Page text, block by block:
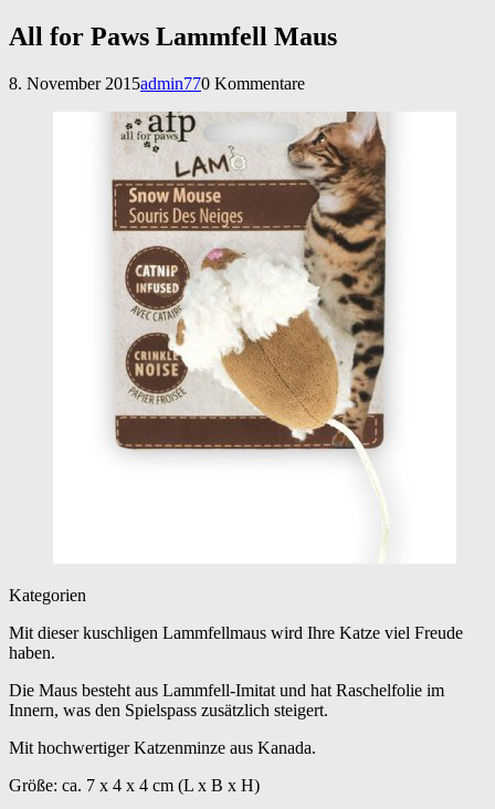
All for Paws Lammfell Maus
8. November 2015admin770 Kommentare
Kategorien
Mit dieser kuschligen Lammfellmaus wird Ihre Katze viel Freude
haben.
Die Maus besteht aus Lammfell-Imitat und hat Raschelfolie im
Innern, was den Spielspass zusätzlich steigert.
Mit hochwertiger Katzenminze aus Kanada.
Größe: ca. 7 x 4 x 4 cm (L x B x H)